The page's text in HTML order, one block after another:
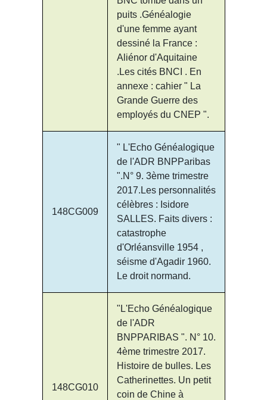
puits .Généalogie
d'une femme ayant
dessiné la France :
Aliénor d'Aquitaine
.Les cités BNCI . En
annexe : cahier " La
Grande Guerre des
employés du CNEP ".
148CG009
" L'Echo Généalogique
de l'ADR BNPParibas
".N° 9. 3ème trimestre
2017.Les personnalités
célèbres : Isidore
SALLES. Faits divers :
catastrophe
d'Orléansville 1954 ,
séisme d'Agadir 1960.
Le droit normand.
148CG010
"L'Echo Généalogique
de l'ADR
BNPPARIBAS ". N° 10.
4ème trimestre 2017.
Histoire de bulles. Les
Catherinettes. Un petit
coin de Chine à